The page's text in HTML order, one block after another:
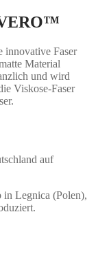
innovative Faser
Material
und wird
Viskose-Faser
auf
in Legnica (Polen),